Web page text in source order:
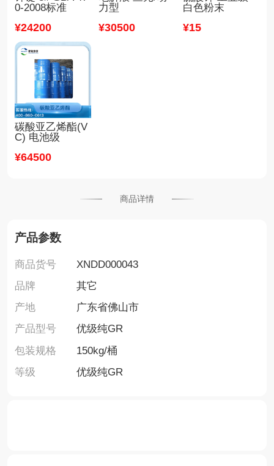
0-2008标准
¥24200
力型
¥30500
白色粉末
¥15
碳酸亚乙烯酯(V
C) 电池级
¥64500
商品详情
产品参数
商品货号
XNDD000043
品牌
其它
产地
广东省佛山市
产品型号
优级纯GR
包装规格
150kg/桶
等级
优级纯GR